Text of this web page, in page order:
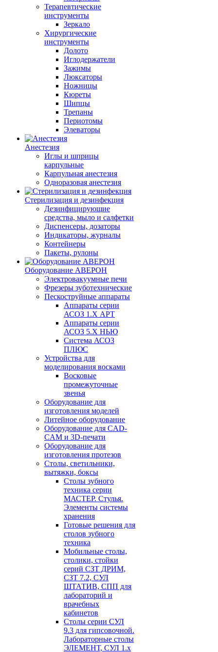
Терапевтические
инструменты
Зеркало
Хирургические
инструменты
Долото
Иглодержатели
Зажимы
Люксаторы
Ножницы
Кюреты
Шипцы
Трепаны
Периотомы
Элеваторы
Анестезия
Иглы и шприцы
карпульные
Карпульная анестезия
Одноразовая анестезия
Стерилизация и дезинфекция
Дезинфицирующие
средства, мыло и салфетки
Диспенсеры, дозаторы
Индикаторы, журналы
Контейнеры
Пакеты, рулоны
Оборудование АВЕРОН
Электровакуумные печи
Фрезеры зуботехнические
Пескоструйные аппараты
Аппараты серии
АСОЗ 1.Х АРТ
Аппараты серии
АСОЗ 5.Х НЬЮ
Система АСОЗ
ПЛЮС
Устройства для
моделирования восками
Восковые
промежуточные
звенья
Оборудование для
изготовления моделей
Литейное оборудование
Оборудование для CAD-
CAM и 3D-печати
Оборудование для
изготовления протезов
Cтолы, светильники,
вытяжки, боксы
Столы зубного
техника серии
МАСТЕР. Стулья.
Элементы системы
хранения
Готовые решения для
столов зубного
техника
Мобильные столы,
столики, стойки
серий СЗТ ДРИМ,
СЗТ 7.2, СУЛ
ШТАТИВ, СПП для
лабораторий и
врачебных
кабинетов
Столы серии СУЛ
9.3 для гипсовочной.
Лабораторные столы
ЭЛЕМЕНТ, СУЛ 1.х